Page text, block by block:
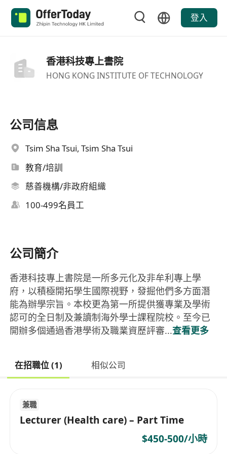
登入
香港科技專上書院
HONG KONG INSTITUTE OF TECHNOLOGY
公司信息
Tsim Sha Tsui, Tsim Sha Tsui
教育/培訓
慈善機構/非政府組織
100-499名員工
公司簡介
香港科技專上書院是一所多元化及非牟利專上學
府，以積極開拓學生國際視野，發掘他們多方面潛
能為辦學宗旨。本校更為第一所提供獲專業及學術
認可的全日制及兼讀制海外學士課程院校。至今已
開辦多個通過香港學術及職業資歷評審...查看更多
在招職位 (1) 相似公司
兼職
Lecturer (Health care) – Part Time
$450-500/小時